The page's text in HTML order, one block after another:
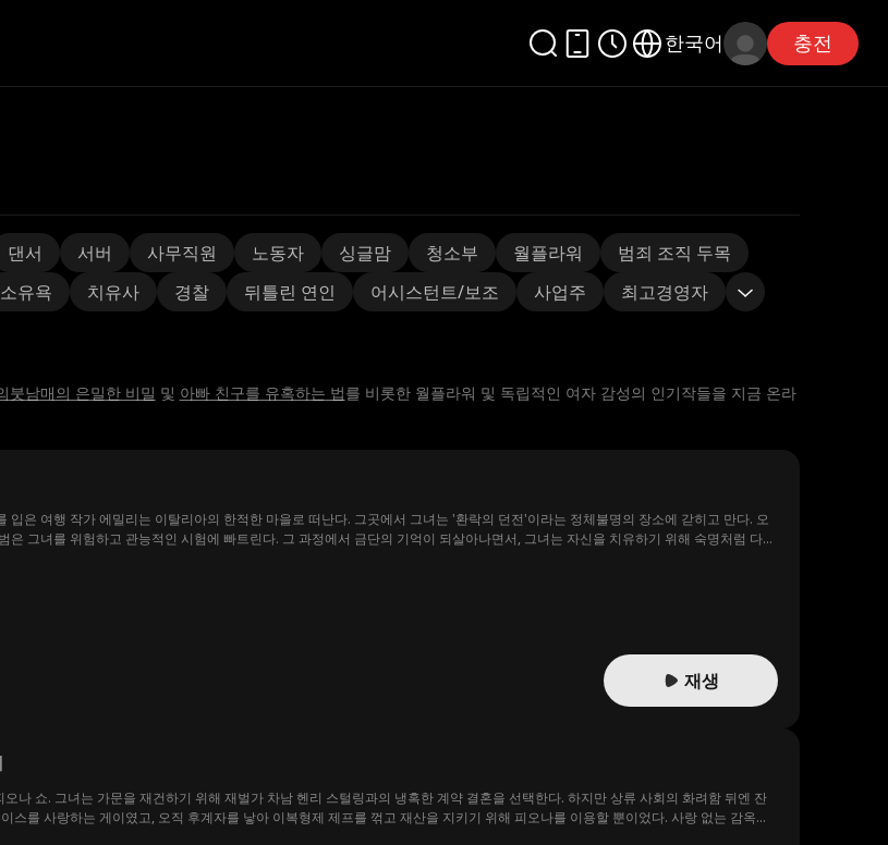
한국어 충전
댄서 서버 사무직원 노동자 싱글맘 청소부 월플라워
범죄 조직 두목
소유욕 치유사 경찰 뒤틀린 연인 어시스턴트/보조 사업주 최고경영자
붓남매의 은밀한 비밀 및 아빠 친구를 유혹하는 법를 비롯한 월플라워 및 독립적인 여자 감성의 인기작들을 지금 온라
입은 여행 작가 에밀리는 이탈리아의 한적한 마을로 떠난다. 그곳에서 그녀는 '환락의 던전'이라는 정체불명의 장소에 갇히고 만다. 오
은 그녀를 위험하고 관능적인 시험에 빠트린다. 그 과정에서 금단의 기억이 되살아나면서, 그녀는 자신을 치유하기 위해 숙명처럼 다가
재생
나 쇼. 그녀는 가문을 재건하기 위해 재벌가 차남 헨리 스털링과의 냉혹한 계약 결혼을 선택한다. 하지만 상류 사회의 화려함 뒤엔 잔
스를 사랑하는 게이였고, 오직 후계자를 낳아 이복형제 제프를 꺾고 재산을 지키기 위해 피오나를 이용할 뿐이었다. 사랑 없는 감옥에